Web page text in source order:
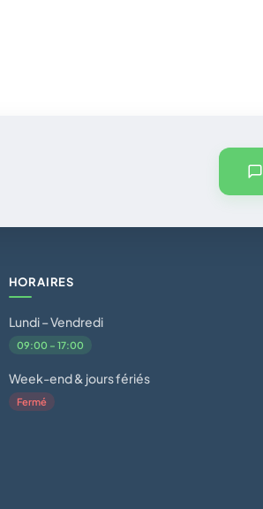
HORAIRES
Lundi – Vendredi
09:00 – 17:00
Week-end & jours fériés
Fermé